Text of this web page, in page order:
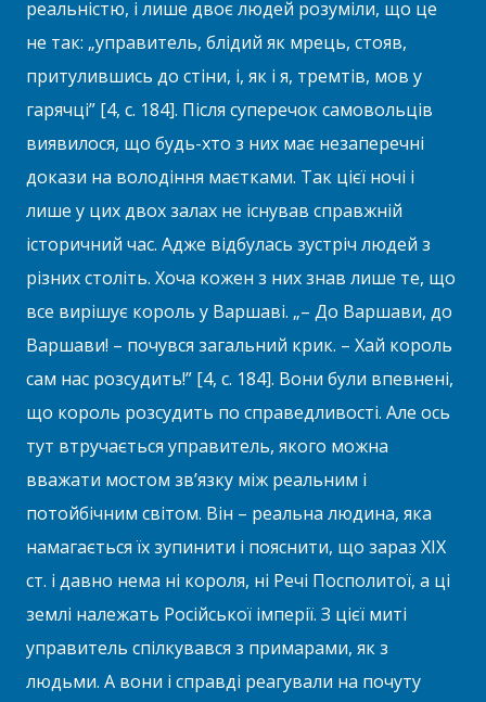
реальністю, і лише двоє людей розуміли, що це
не так: „управитель, блідий як мрець, стояв,
притулившись до стіни, і, як і я, тремтів, мов у
гарячці” [4, с. 184]. Після суперечок самовольців
виявилося, що будь-хто з них має незаперечні
докази на володіння маєтками. Так цієї ночі і
лише у цих двох залах не існував справжній
історичний час. Адже відбулась зустріч людей з
різних століть. Хоча кожен з них знав лише те, що
все вирішує король у Варшаві. „– До Варшави, до
Варшави! – почувся загальний крик. – Хай король
сам нас розсудить!” [4, с. 184]. Вони були впевнені,
що король розсудить по справедливості. Але ось
тут втручається управитель, якого можна
вважати мостом зв’язку між реальним і
потойбічним світом. Він – реальна людина, яка
намагається їх зупинити і пояснити, що зараз XIX
ст. і давно нема ні короля, ні Речі Посполитої, а ці
землі належать Російської імперії. З цієї миті
управитель спілкувався з примарами, як з
людьми. А вони і справді реагували на почуту